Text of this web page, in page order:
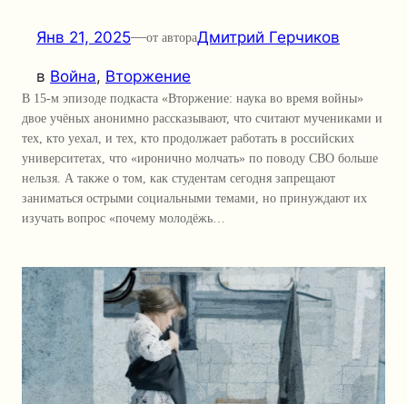
Янв 21, 2025—от автораДмитрий Герчиков
в Война, Вторжение
В 15-м эпизоде подкаста «Вторжение: наука во время войны»
двое учёных анонимно рассказывают, что считают мучениками и
тех, кто уехал, и тех, кто продолжает работать в российских
университетах, что «иронично молчать» по поводу СВО больше
нельзя. А также о том, как студентам сегодня запрещают
заниматься острыми социальными темами, но принуждают их
изучать вопрос «почему молодёжь…